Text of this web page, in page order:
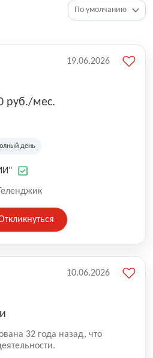
руб./мес.
день
19.06.2026
32 года назад, что
10.06.2026